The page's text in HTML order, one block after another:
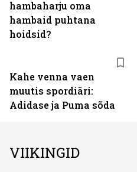
hambaharju oma
hambaid puhtana
hoidsid?
Kahe venna vaen
muutis spordiäri:
Adidase ja Puma sõda
VIIKINGID